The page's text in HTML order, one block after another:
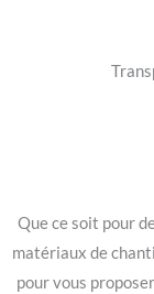
Que ce soit pour
matériaux de
pour vous